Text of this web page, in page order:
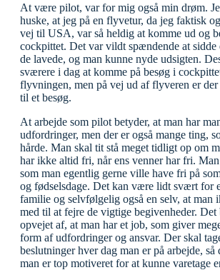
At være pilot, var for mig også min drøm.
huske, at jeg på en flyvetur, da jeg faktisk
vej til USA, var så heldig at komme ud og
cockpittet. Det var vildt spændende at sidde
de lavede, og man kunne nyde udsigten.
sværere i dag at komme på besøg i
flyvningen, men på vej ud af flyveren er
til et besøg.
At arbejde som pilot betyder, at man har
udfordringer, men der er også mange ting,
hårde. Man skal tit stå meget tidligt op om
har ikke altid fri, når ens venner har fri. Man
som man egentlig gerne ville have fri på
og fødselsdage. Det kan være lidt svært for
familie og selvfølgelig også en selv, at man
med til at fejre de vigtige begivenheder.
opvejet af, at man har et job, som giver
form af udfordringer og ansvar. Der skal
beslutninger hver dag man er på arbejde,
man er top motiveret for at kunne varetage